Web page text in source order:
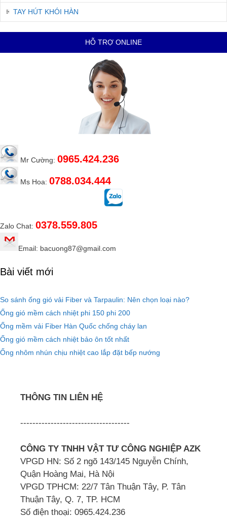
TAY HÚT KHÓI HÀN
HỖ TRỢ ONLINE
Mr Cường: 0965.424.236
Ms Hoa: 0788.034.444
Zalo Chat: 0378.559.805
Email: bacuong87@gmail.com
Bài viết mới
So sánh ống gió vải Fiber và Tarpaulin: Nên chọn loại nào?
Ống gió mềm cách nhiệt phi 150 phi 200
Ống mềm vải Fiber Hàn Quốc chống cháy lan
Ống gió mềm cách nhiệt bảo ôn tốt nhất
Ống nhôm nhún chịu nhiệt cao lắp đặt bếp nướng
THÔNG TIN LIÊN HỆ
------------------------------------
CÔNG TY TNHH VẬT TƯ CÔNG NGHIỆP AZK
VPGD HN: Số 2 ngõ 143/145 Nguyễn Chính,
Quận Hoàng Mai, Hà Nội
VPGD TPHCM: 22/7 Tân Thuận Tây, P. Tân
Thuận Tây, Q. 7, TP. HCM
Số điện thoại: 0965.424.236